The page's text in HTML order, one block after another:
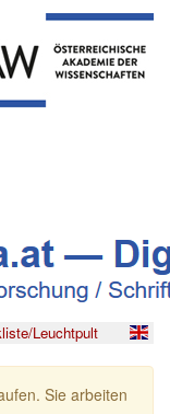
Leuchtpult
Sie arbeiten